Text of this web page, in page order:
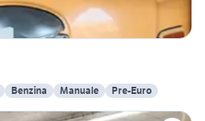
Benzina Manuale Pre-Euro